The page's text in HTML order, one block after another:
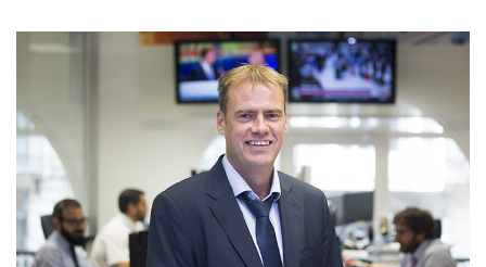
S
o
c
i